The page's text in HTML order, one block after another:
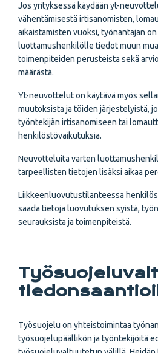
Jos yrityksessä käydään yt-
vähentämisestä irtisanomisten,
aikaistamisten vuoksi, työnantajan
luottamushenkilölle tiedot muun
toimenpiteiden perusteista sekä
määrästä.
Yt-neuvottelut on käytävä myös
muutoksista ja töiden järjestelyistä,
työntekijän irtisanomiseen tai
henkilöstövaikutuksia.
Neuvotteluita varten
tarpeellisten tietojen lisäksi aikaa
Liikkeenluovutustilanteessa
saada tietoja luovutuksen syistä,
seurauksista ja toimenpiteistä.
Työsuojelu on yhteistoimintaa
työsuojelupäällikön ja työntekijöitä